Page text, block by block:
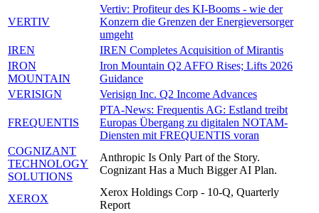
VERTIV
Vertiv: Profiteur des KI-Booms - wie der
Konzern die Grenzen der Energieversorger
umgeht
IREN
IREN Completes Acquisition of Mirantis
IRON
MOUNTAIN
Iron Mountain Q2 AFFO Rises; Lifts 2026
Guidance
VERISIGN
Verisign Inc. Q2 Income Advances
FREQUENTIS
PTA-News: Frequentis AG: Estland treibt
Europas Übergang zu digitalen NOTAM-
Diensten mit FREQUENTIS voran
COGNIZANT
TECHNOLOGY
SOLUTIONS
Anthropic Is Only Part of the Story.
Cognizant Has a Much Bigger AI Plan.
XEROX
Xerox Holdings Corp - 10-Q, Quarterly
Report